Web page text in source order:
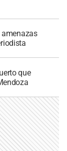
que